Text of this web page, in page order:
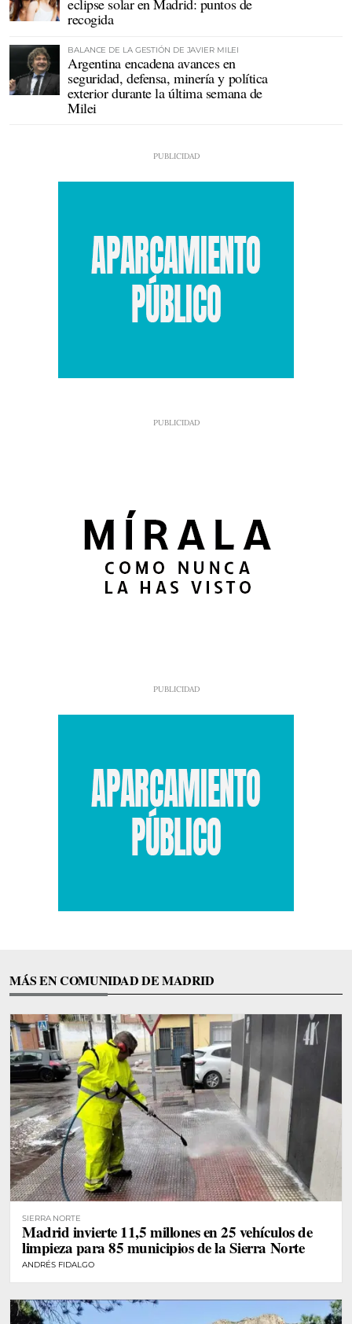
eclipse solar en Madrid: puntos de
recogida
BALANCE DE LA GESTIÓN DE JAVIER MILEI
Argentina encadena avances en
seguridad, defensa, minería y política
exterior durante la última semana de
Milei
MÁS EN COMUNIDAD DE MADRID
SIERRA NORTE
Madrid invierte 11,5 millones en 25 vehículos de
limpieza para 85 municipios de la Sierra Norte
ANDRÉS FIDALGO